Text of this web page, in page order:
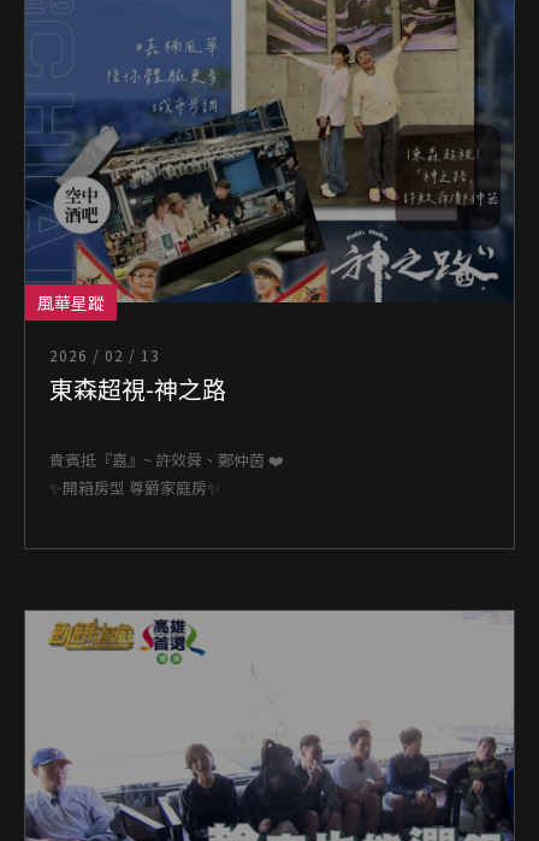
風華星蹤
2026 / 02 / 13
東森超視-神之路
貴賓抵『嘉』~ 許效舜、鄭仲茵 ❤️
✨開箱房型 尊爵家庭房✨